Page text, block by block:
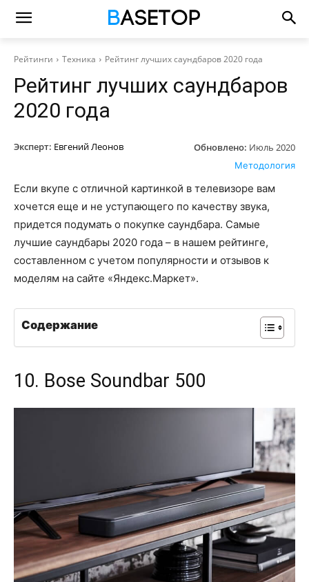
Рейтинги Техника Рейтинг лучших саундбаров 2020 года
Рейтинг лучших саундбаров
2020 года
Эксперт: Евгений Леонов Обновлено: Июль 2020
Методология
Если вкупе с отличной картинкой в телевизоре вам
хочется еще и не уступающего по качеству звука,
придется подумать о покупке саундбара. Самые
лучшие саундбары 2020 года – в нашем рейтинге,
составленном с учетом популярности и отзывов к
моделям на сайте «Яндекс.Маркет».
Содержание
10. Bose Soundbar 500